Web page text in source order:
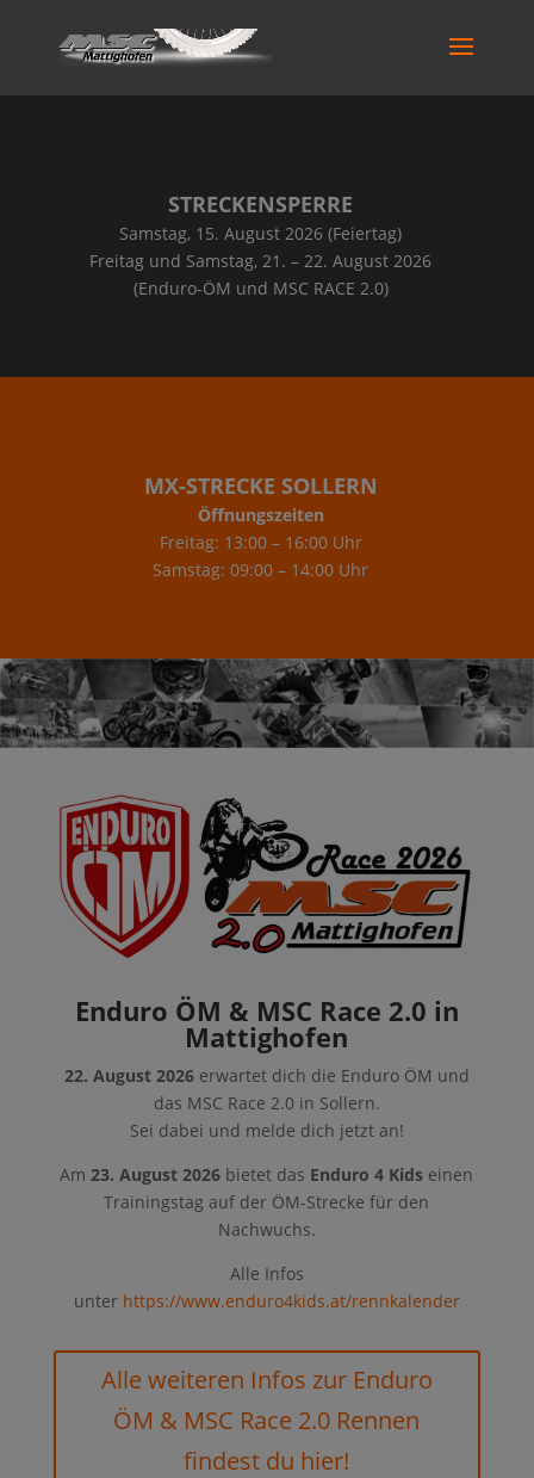
STRECKENSPERRE
Samstag, 15. August 2026 (Feiertag)
Freitag und Samstag, 21. – 22. August 2026
(Enduro-ÖM und MSC RACE 2.0)
MX-STRECKE SOLLERN
Öffnungszeiten
Freitag: 13:00 – 16:00 Uhr
Samstag: 09:00 – 14:00 Uhr
Enduro ÖM & MSC Race 2.0 in
Mattighofen
22. August 2026erwartet dich die Enduro ÖM und
das MSC Race 2.0 in Sollern.
Sei dabei und melde dich jetzt an!
Am23. August 2026 bietet das Enduro 4 Kids einen
Trainingstag auf der ÖM-Strecke für den
Nachwuchs.
Alle Infos
unter https://www.enduro4kids.at/rennkalender
Alle weiteren Infos zur Enduro
ÖM & MSC Race 2.0 Rennen
findest du hier!